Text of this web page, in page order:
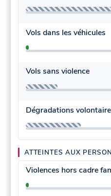
Vols dans les véhicules
Vols sans violence
Dégradations
ATTEINTES AUX
Violences hors cadre